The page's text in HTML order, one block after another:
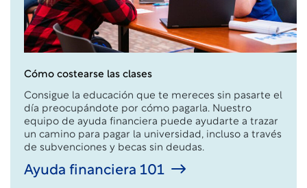
Cómo costearse las clases
Consigue la educación que te mereces sin pasarte el
día preocupándote por cómo pagarla. Nuestro
equipo de ayuda financiera puede ayudarte a trazar
un camino para pagar la universidad, incluso a través
de subvenciones y becas sin deudas.
Ayuda financiera 101